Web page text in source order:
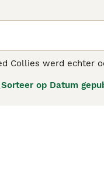
Collies werd echter
die zich op hun
Sorteer op Datum